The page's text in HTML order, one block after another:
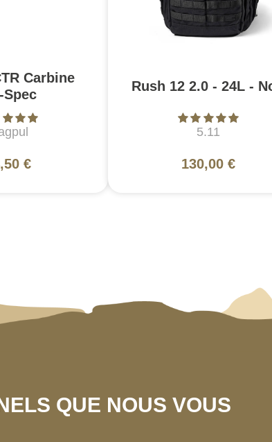
Carbine
Spec
€
Rush 12 2.0 - 24L -
5.11
130,00 €
QUE NOUS VOUS